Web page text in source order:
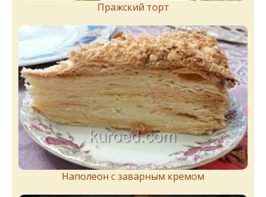
Пражский торт
Наполеон с заварным кремом